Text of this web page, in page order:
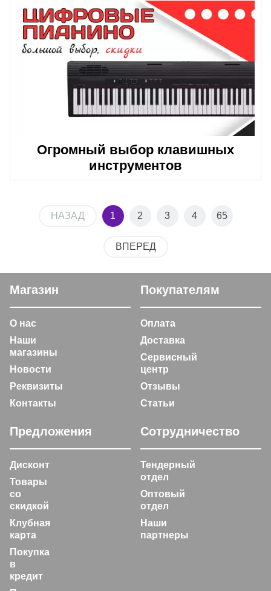
Огромный выбор клавишных
инструментов
НАЗАД 1 2 3 4 65
ВПЕРЕД
Магазин
О нас
Наши
магазины
Новости
Реквизиты
Контакты
Покупателям
Оплата
Доставка
Сервисный
центр
Отзывы
Статьи
Предложения
Дисконт
Товары
со
скидкой
Клубная
карта
Покупка
в
кредит
Сотрудничество
Тендерный
отдел
Оптовый
отдел
Наши
партнеры